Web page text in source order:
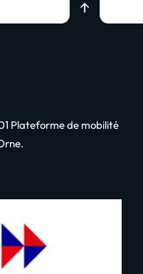
Plateforme de mobilité